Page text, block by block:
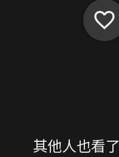
其他人也看了